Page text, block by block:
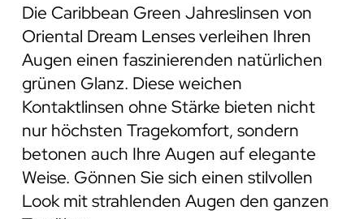
Die Caribbean Green Jahreslinsen von
Oriental Dream Lenses verleihen Ihren
Augen einen faszinierenden natürlichen
grünen Glanz. Diese weichen
Kontaktlinsen ohne Stärke bieten nicht
nur höchsten Tragekomfort, sondern
betonen auch Ihre Augen auf elegante
Weise. Gönnen Sie sich einen stilvollen
Look mit strahlenden Augen den ganzen